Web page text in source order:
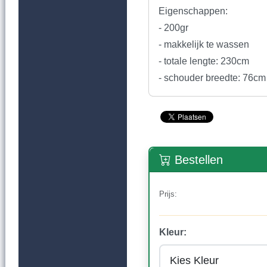
Eigenschappen:
- 200gr
- makkelijk te wassen
- totale lengte: 230cm
- schouder breedte: 76cm
Bestellen
Prijs:
Kleur: